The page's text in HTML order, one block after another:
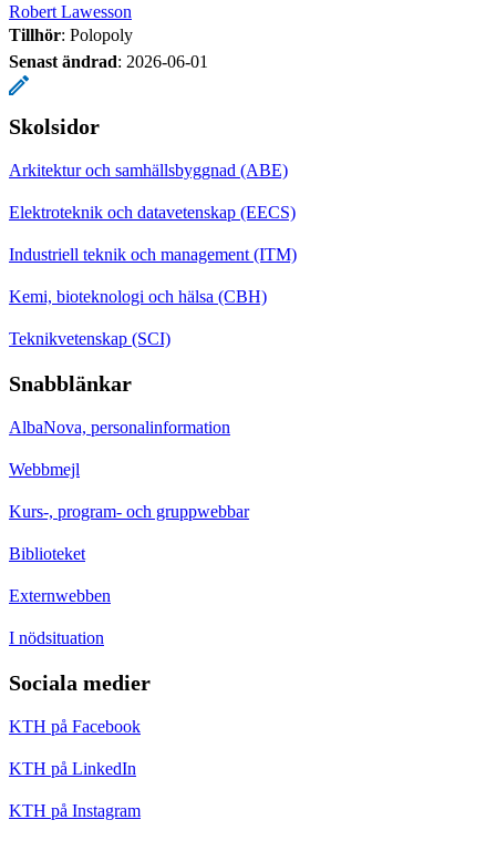
Robert Lawesson
Tillhör: Polopoly
Senast ändrad: 2026-06-01
Skolsidor
Arkitektur och samhällsbyggnad (ABE)
Elektroteknik och datavetenskap (EECS)
Industriell teknik och management (ITM)
Kemi, bioteknologi och hälsa (CBH)
Teknikvetenskap (SCI)
Snabblänkar
AlbaNova, personalinformation
Webbmejl
Kurs-, program- och gruppwebbar
Biblioteket
Externwebben
I nödsituation
Sociala medier
KTH på Facebook
KTH på LinkedIn
KTH på Instagram